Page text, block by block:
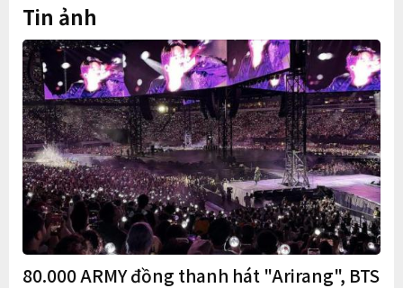
Tin ảnh
80.000 ARMY đồng thanh hát "Arirang", BTS